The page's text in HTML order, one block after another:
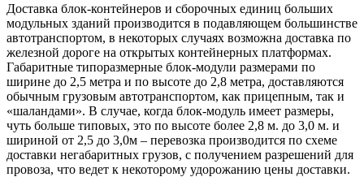
Доставка блок-контейнеров и сборочных единиц больших
модульных зданий производится в подавляющем большинстве
автотранспортом, в некоторых случаях возможна доставка по
железной дороге на открытых контейнерных платформах.
Габаритные типоразмерные блок-модули размерами по
ширине до 2,5 метра и по высоте до 2,8 метра, доставляются
обычным грузовым автотранспортом, как прицепным, так и
«шаландами». В случае, когда блок-модуль имеет размеры,
чуть больше типовых, это по высоте более 2,8 м. до 3,0 м. и
шириной от 2,5 до 3,0м – перевозка производится по схеме
доставки негабаритных грузов, с получением разрешений для
провоза, что ведет к некоторому удорожанию цены доставки.